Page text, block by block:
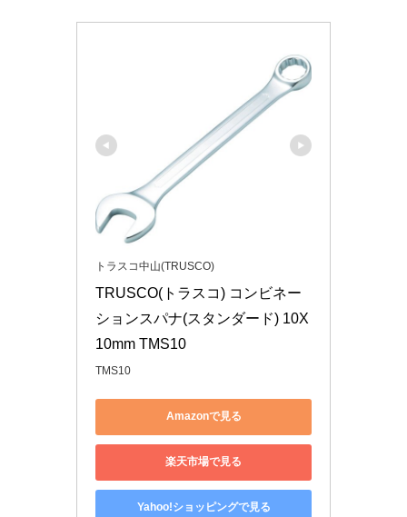
トラスコ中山(TRUSCO)
TRUSCO(トラスコ) コンビネー
ションスパナ(スタンダード) 10X
10mm TMS10
TMS10
Amazonで見る
楽天市場で見る
Yahoo!ショッピングで見る